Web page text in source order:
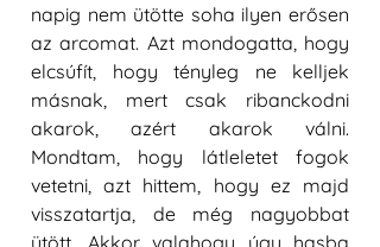
napig nem ütötte soha ilyen erősen
az arcomat. Azt mondogatta, hogy
elcsúfít, hogy tényleg ne kelljek
másnak, mert csak ribanckodni
akarok, azért akarok válni.
Mondtam, hogy látleletet fogok
vetetni, azt hittem, hogy ez majd
visszatartja, de még nagyobbat
ütött. Akkor valahogy úgy hasba